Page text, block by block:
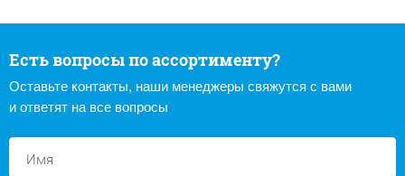
Есть вопросы по ассортименту?
Оставьте контакты, наши менеджеры свяжутся с вами
и ответят на все вопросы